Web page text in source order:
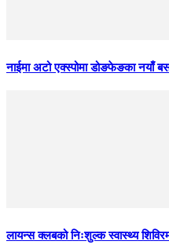
नाईमा अटो एक्स्पोमा डोङफेङका नयाँ
लायन्स क्लबको निःशुल्क स्वास्थ्य